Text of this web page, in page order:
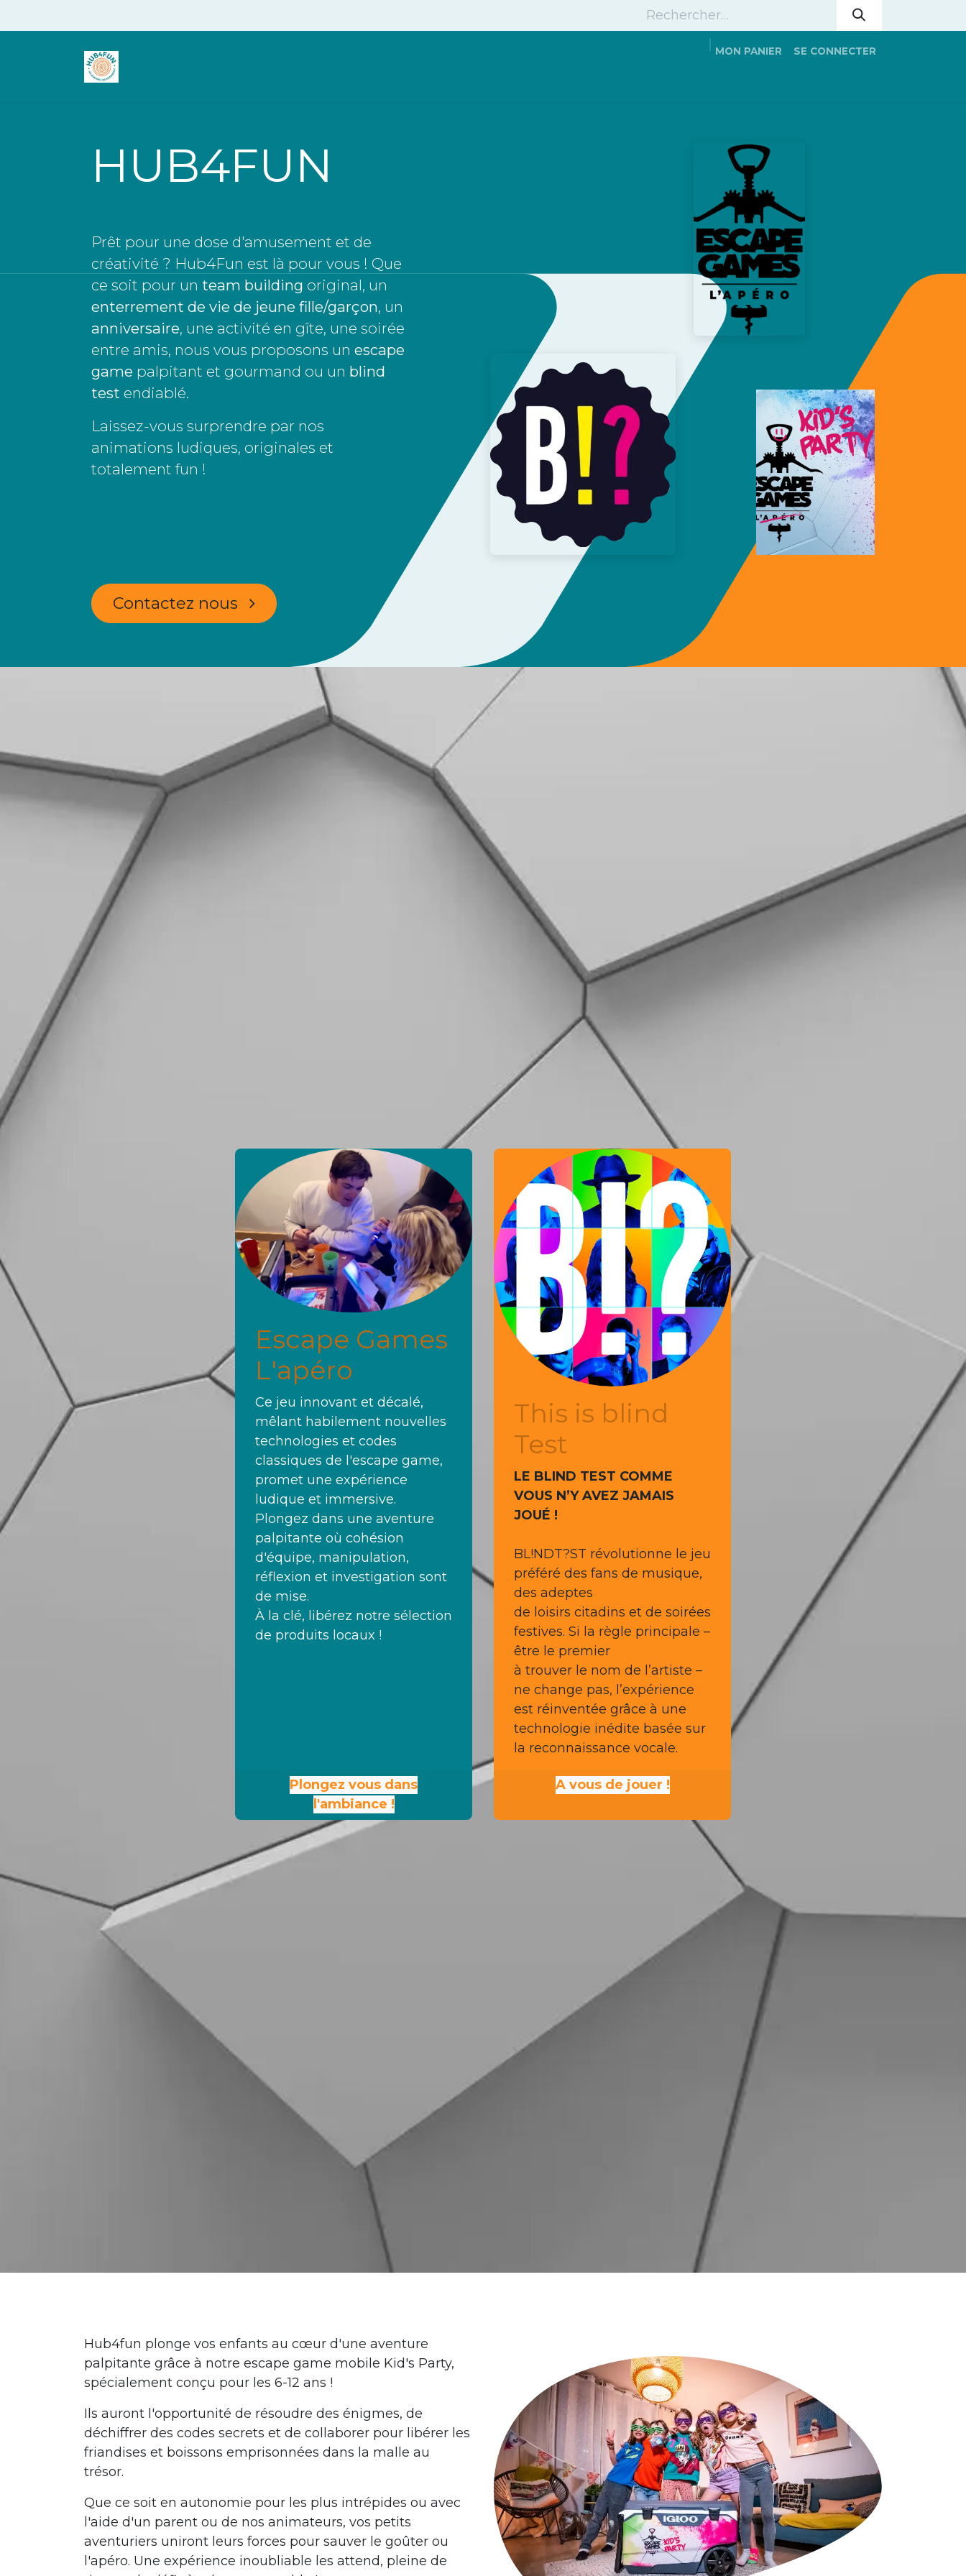
MON PANIER SE CONNECTER
HUB4FUN
Prêt pour une dose d'amusement et de
créativité ? Hub4Fun est là pour vous ! Que
ce soit pour un team building original, un
enterrement de vie de jeune fille/garçon, un
anniversaire, une activité en gîte, une soirée
entre amis, nous vous proposons un escape
game palpitant et gourmand ou un blind
test endiablé.
Laissez-vous surprendre par nos
animations ludiques, originales et
totalement fun !
Contactez nous
Escape Games
L'apéro
Ce jeu innovant et décalé,
mêlant habilement nouvelles
technologies et codes
classiques de l'escape game,
promet une expérience
ludique et immersive.
Plongez dans une aventure
palpitante où cohésion
d'équipe, manipulation,
réflexion et investigation sont
de mise.
À la clé, libérez notre sélection
de produits locaux !
Plongez vous dans
l'ambiance !
This is blind
Test
LE BLIND TEST COMME
VOUS N’Y AVEZ JAMAIS
JOUÉ !
BL!NDT?ST révolutionne le jeu
préféré des fans de musique,
des adeptes
de loisirs citadins et de soirées
festives. Si la règle principale –
être le premier
à trouver le nom de l’artiste –
ne change pas, l’expérience
est réinventée grâce à une
technologie inédite basée sur
la reconnaissance vocale.
A vous de jouer !
Hub4fun plonge vos enfants au cœur d'une aventure
palpitante grâce à notre escape game mobile Kid's Party,
spécialement conçu pour les 6-12 ans !
Ils auront l'opportunité de résoudre des énigmes, de
déchiffrer des codes secrets et de collaborer pour libérer les
friandises et boissons emprisonnées dans la malle au
trésor.
Que ce soit en autonomie pour les plus intrépides ou avec
l'aide d'un parent ou de nos animateurs, vos petits
aventuriers uniront leurs forces pour sauver le goûter ou
l'apéro. Une expérience inoubliable les attend, pleine de